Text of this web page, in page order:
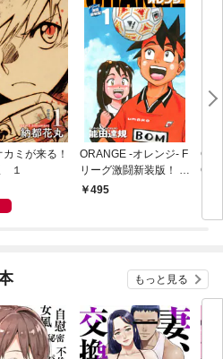
ミが来る！
１
ORANGE -オレンジ- F
リーグ激闘新装版！ 第
１巻495
もっと見る